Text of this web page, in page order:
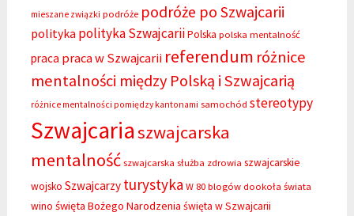
mieszane związki podróże podróże po Szwajcarii
polityka polityka SzwajcariiPolska polska mentalność
praca praca w Szwajcarii referendum różnice
mentalności między Polską i Szwajcarią
różnice mentalności pomiędzy kantonami samochód stereotypy
Szwajcariaszwajcarska
mentalność szwajcarska służba zdrowia szwajcarskie
wojsko Szwajcarzy turystyka W 80 blogów dookoła świata
wino święta Bożego Narodzenia święta w Szwajcarii